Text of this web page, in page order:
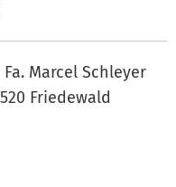
Schleyer
Friedewald